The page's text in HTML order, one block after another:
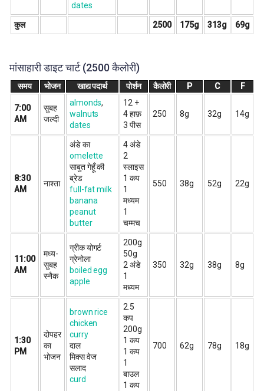
dates
कुल 2500 175g 313g 69g
मांसाहारी डाइट चार्ट (2500 कैलोरी)
समय भोजन खाद्य पदार्थ पोर्शन कैलोरी P C F
7:00
AM
सुबह
जल्दी
almonds,
walnuts
dates
12 +
4 हाफ़
3 पीस
250 8g 32g 14g
8:30
AM
नाश्ता
अंडे का
omelette
साबुत गेहूँ की
ब्रेड
full-fat milk
banana
peanut
butter
4 अंडे
2
स्लाइस
1 कप
1
मध्यम
1
चम्मच
550 38g 52g 22g
11:00
AM
मध्य-
सुबह
स्नैक
ग्रीक योगर्ट
ग्रेनोला
boiled egg
apple
200g
50g
2 अंडे
1
मध्यम
350 32g 38g 8g
1:30
PM
दोपहर
का
भोजन
brown rice
chicken
curry
दाल
मिक्स वेज
सलाद
curd
2.5
कप
200g
1 कप
1 कप
1
बाउल
1 कप
700 62g 78g 18g